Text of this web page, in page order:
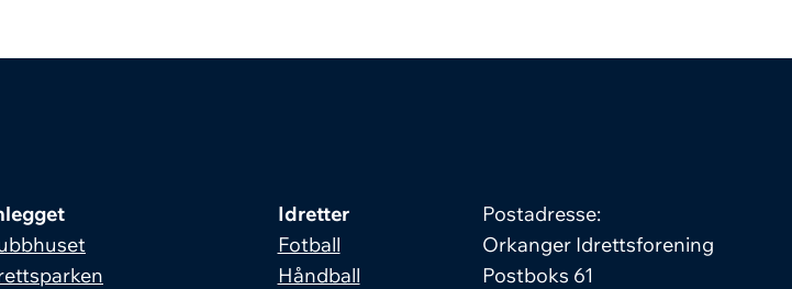
Idretter
Fotball
Håndball
Postadresse:
Orkanger Idrettsforening
Postboks 61